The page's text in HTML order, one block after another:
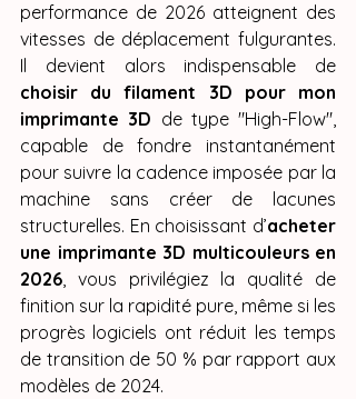
performance de 2026 atteignent des
vitesses de déplacement fulgurantes.
choisir du filament 3D pour mon
imprimante 3D de type "High-Flow",
capable de fondre instantanément
pour suivre la cadence imposée par la
machine sans créer de lacunes
structurelles. En choisissant d’acheter
une imprimante 3D multicouleurs en
2026, vous privilégiez la qualité de
finition sur la rapidité pure, même si les
progrès logiciels ont réduit les temps
de transition de 50 % par rapport aux
modèles de 2024.